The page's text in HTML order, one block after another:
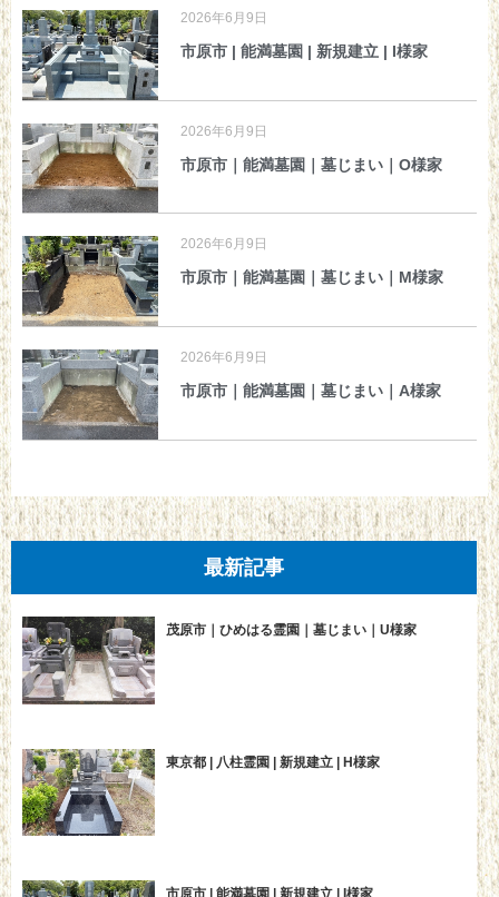
市原市 | 能満墓園 | 新規建立 | I様家
2026年6月9日
市原市｜能満墓園｜墓じまい｜O様家
2026年6月9日
市原市｜能満墓園｜墓じまい｜M様家
2026年6月9日
市原市｜能満墓園｜墓じまい｜A様家
2026年6月9日
最新記事
茂原市｜ひめはる霊園｜墓じまい｜U様家
東京都 | 八柱霊園 | 新規建立 | H様家